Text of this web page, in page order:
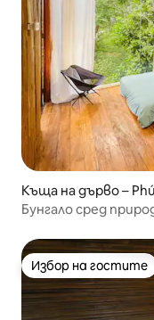
Къща на дърво –
Бунгало сред
Избор на гостите
Избор на гостите